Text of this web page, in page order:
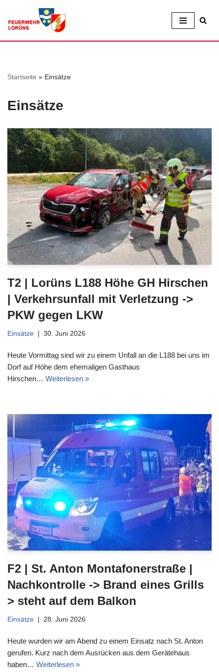
Zum
Startseite » Einsätze
Einsätze
T2 | Lorüns L188 Höhe GH Hirschen
| Verkehrsunfall mit Verletzung ->
PKW gegen LKW
Einsätze 30. Juni 2026
Heute Vormittag sind wir zu einem Unfall an die L188 bei uns im
Dorf auf Höhe dem ehemaligen Gasthaus
Hirschen… Weiterlesen »
F2 | St. Anton Montafonerstraße |
Nachkontrolle -> Brand eines Grills
> steht auf dem Balkon
Einsätze 28. Juni 2026
Heute wurden wir am Abend zu einem Einsatz nach St. Anton
gerufen. Kurz nach dem Ausrücken aus dem Gerätehaus
haben… Weiterlesen »